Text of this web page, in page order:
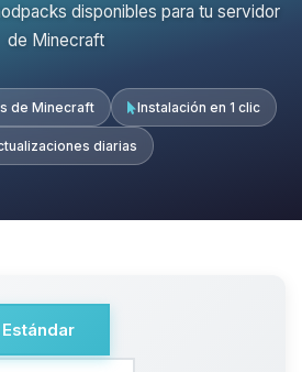
disponibles para tu servidor
de Minecraft
de Minecraft Instalación en 1 clic
diarias